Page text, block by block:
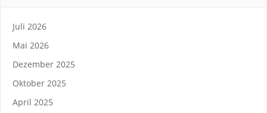
Juli 2026
Mai 2026
Dezember 2025
Oktober 2025
April 2025